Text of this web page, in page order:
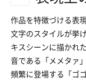
作品を特徴づける表
文字のスタイルが挙
キスシーンに描かれ
音である「メメタァ
頻繁に登場する「ゴ